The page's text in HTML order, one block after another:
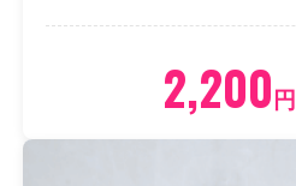
2,200円